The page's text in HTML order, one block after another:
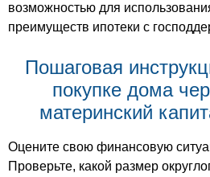
возможностью для
преимуществ ипотеки с
Пошаговая
покупке дома
материнский
Оцените свою финансовую
Проверьте, какой размер